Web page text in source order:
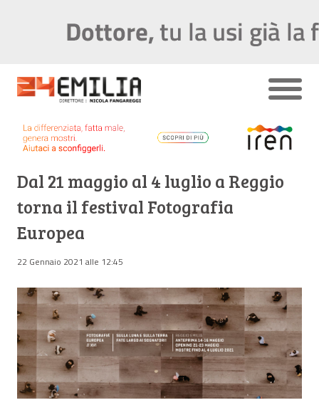
Dal 21 maggio al 4 luglio a Reggio
torna il festival Fotografia
Europea
22 Gennaio 2021 alle 12:45